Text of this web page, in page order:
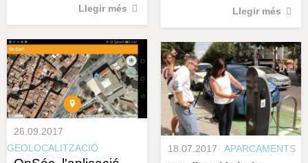
Llegir més
Llegir més
26.09.2017
GEOLOCALITZACIÓ
18.07.2017 APARCAMENTS